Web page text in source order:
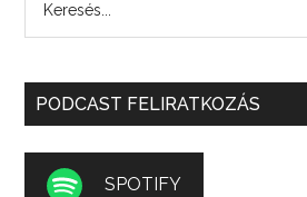
PODCAST FELIRATKOZÁS
SPOTIFY